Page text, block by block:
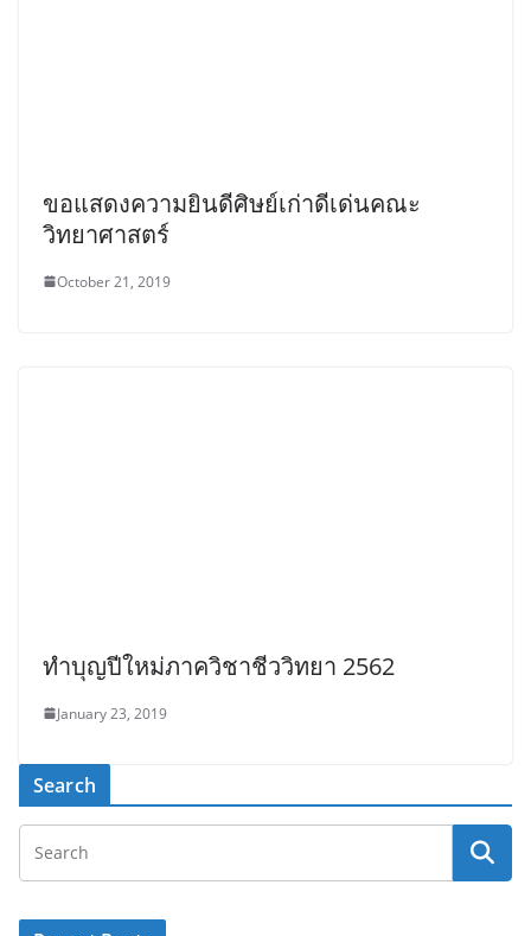
ขอแสดงความยินดีศิษย์เก่าดีเด่นคณะ
วิทยาศาสตร์
October 21, 2019
ทำบุญปีใหม่ภาควิชาชีววิทยา 2562
January 23, 2019
Search